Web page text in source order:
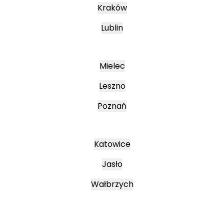
Kraków
Lublin
Mielec
Leszno
Poznań
Katowice
Jasło
Wałbrzych